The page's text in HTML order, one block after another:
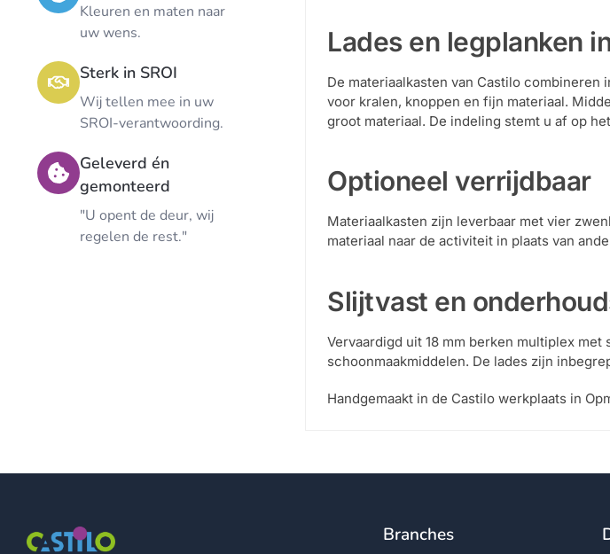
Lades en legplanken
De materiaalkasten van Castilo
voor kralen, knoppen en fijn materiaal.
groot materiaal. De indeling stemt u af op
Optioneel verrijdbaar
Materiaalkasten zijn leverbaar met vier
materiaal naar de activiteit in plaats van
Slijtvast en
Vervaardigd uit 18 mm berken multiplex
schoonmaakmiddelen. De lades zijn
Handgemaakt in de Castilo werkplaats in
Kleuren en maten naar
uw wens.
Sterk in SROI
Wij tellen mee in uw
SROI-verantwoording.
Geleverd én
gemonteerd
"U opent de deur, wij
regelen de rest."
Branches